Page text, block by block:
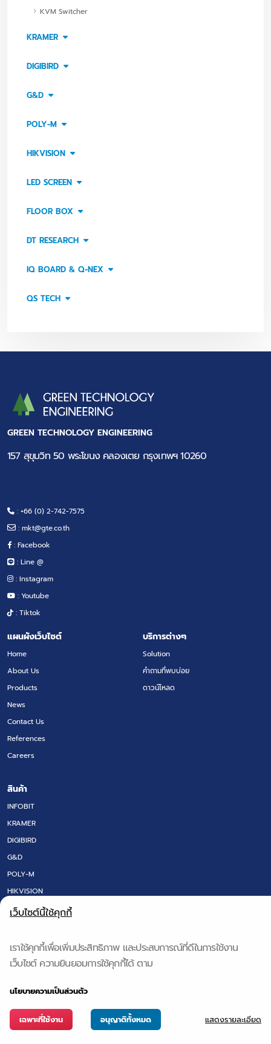
KVM Switcher
KRAMER
DIGIBIRD
G&D
POLY-M
HIKVISION
LED SCREEN
FLOOR BOX
DT RESEARCH
IQ BOARD & Q-NEX
QS TECH
GREEN TECHNOLOGY ENGINEERING
157 สุขุมวิท 50 พระโขนง คลองเตย กรุงเทพฯ 10260
: +66 (0) 2-742-7575
: mkt@gte.co.th
: Facebook
: Line @
: Instagram
: Youtube
: Tiktok
แผนผังเว็บไซต์
Home
About Us
Products
News
Contact Us
References
Careers
บริการต่างๆ
Solution
คำถามที่พบบ่อย
ดาวน์โหลด
สินค้า
INFOBIT
KRAMER
DIGIBIRD
G&D
POLY-M
HIKVISION
LED SCREEN
DT RESEARCH
IQ BOARD & Q-NEX
Copyright © 2024 GTE. | All Rights Reseved. POWERED BY App Alive CO.,LTD
เว็บไซต์นี้ใช้คุกกี้
เราใช้คุกกี้เพื่อเพิ่มประสิทธิภาพ และประสบการณ์ที่ดีในการใช้งาน
เว็บไซต์ ความยินยอมการใช้คุกกี้ได้ ตาม
นโยบายความเป็นส่วนตัว
เฉพาะที่ใช้งาน อนุญาติทั้งหมด แสดงรายละเอียด